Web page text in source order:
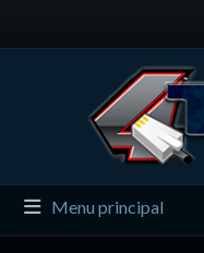
Menu principal